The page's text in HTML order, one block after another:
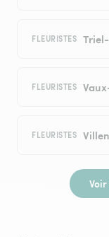
FLEURISTES
FLEURISTES
FLEURISTES